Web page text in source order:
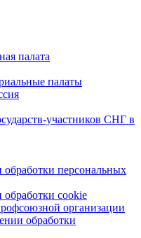
палата
палаты
участников СНГ в
персональных
cookie
организации
обработки